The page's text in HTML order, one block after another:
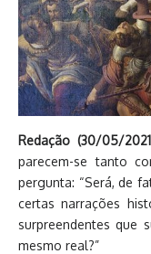
Redação (30/05/
parecem-se tanto
pergunta: “Será, de
certas narrações
surpreendentes que
mesmo real?”